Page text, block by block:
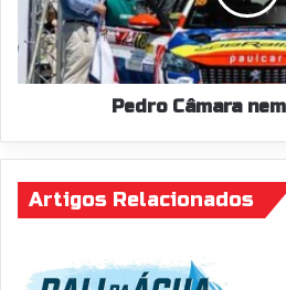
Pedro Câmara
Artigos Relacionados